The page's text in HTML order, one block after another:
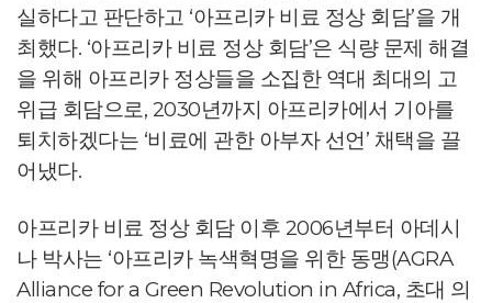
실하다고 판단하고 ‘아프리카 비료 정상 회담’을 개
최했다. ‘아프리카 비료 정상 회담’은 식량 문제 해결
을 위해 아프리카 정상들을 소집한 역대 최대의 고
위급 회담으로, 2030년까지 아프리카에서 기아를
퇴치하겠다는 ‘비료에 관한 아부자 선언’ 채택을 끌
어냈다.
아프리카 비료 정상 회담 이후 2006년부터 아데시
나 박사는 ‘아프리카 녹색혁명을 위한 동맹(AGRA
Alliance for a Green Revolution in Africa, 초대 의